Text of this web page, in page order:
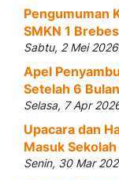
Pengumuman
SMKN 1 Brebes
Sabtu, 2 Mei 2026
Apel
Setelah 6
Selasa, 7 Apr
Upacara dan
Masuk
Senin, 30 Mar